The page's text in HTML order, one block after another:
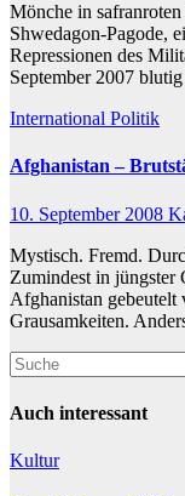
Mönche in
Shwedagon-Pagode,
Repressionen des
September 2007
International Politik
Afghanistan –
10. September 2008
Mystisch. Fremd.
Zumindest in jüngster
Afghanistan
Grausamkeiten.
Auch interessant
Kultur